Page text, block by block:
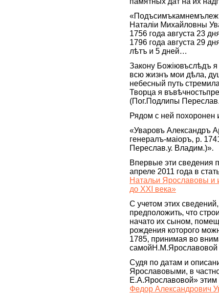
Наталiи Михайловны
1756 года августа 23
1796 года августа 29
лѣтъ и 5 дней…
Закону Божiювъслѣдъ
всю жизнъ мои дѣла,
небесный путь
Творца я
(Пог.Подлипы
Рядом с ней похоронен
«Уваровъ Александръ
генералъ-маiоръ, р.
Переслав.у. Владим.)».
Впервые эти сведения
апреле 2011 года в
Натальи Ярославовы
до XXI века»
С учетом этих
предположить, что
начато их сыном,
рождения которого
1785, принимая во
самойН.М.Ярославовой
Судя по датам и
Ярославовыми, в
Е.А.Ярославовой»
Федор Александрович